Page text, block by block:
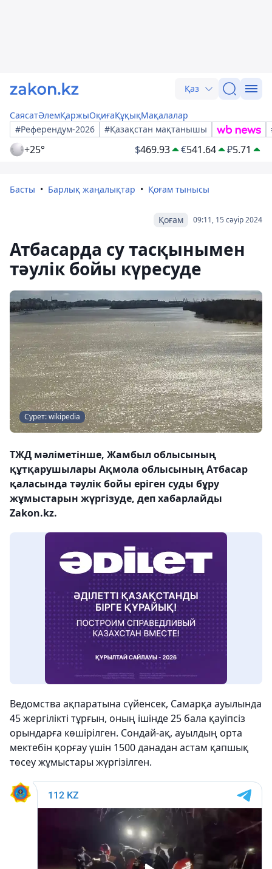
Қаз
СаясатӘлемҚаржыОқиғаҚұқықМақалалар
#Референдум-2026
#Қазақстан мақтанышы
+25° $469.93 €541.64 ₽5.71
Басты Барлық жаңалықтар Қоғам тынысы
09:11, 15 сәуір 2024
Қоғам
Атбасарда су тасқынымен
тәулік бойы күресуде
Сурет: wikipedia
ТЖД мәліметінше, Жамбыл облысының
құтқарушылары Ақмола облысының Атбасар
қаласында тәулік бойы еріген суды бұру
жұмыстарын жүргізуде, деп хабарлайды
Zakon.kz.
Ведомства ақпаратына сүйенсек, Самарқа ауылында
45 жергілікті тұрғын, оның ішінде 25 бала қауіпсіз
орындарға көшірілген. Сондай-ақ, ауылдың орта
мектебін қорғау үшін 1500 данадан астам қапшық
төсеу жұмыстары жүргізілген.